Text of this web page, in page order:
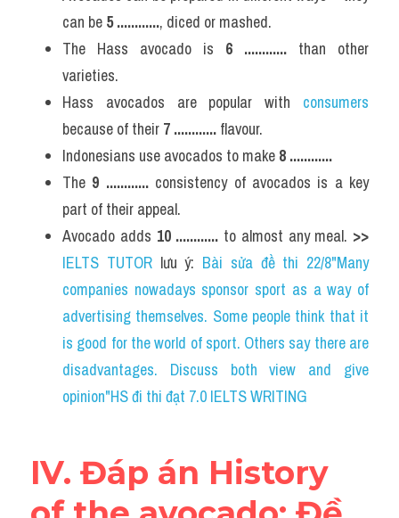
can be 5 ............, diced or mashed.
The Hass avocado is 6 ............ than other
varieties.
Hass avocados are popular with
because of their 7 ............ flavour.
Indonesians use avocados to make 8 ............
The 9 ............ consistency of avocados is a key
part of their appeal.
Avocado adds 10 ............ to almost any meal.
IELTS TUTOR lưu ý: Bài sửa đề thi 22/8"Many
companies nowadays sponsor sport as a way of
advertising themselves. Some people think that it
is good for the world of sport. Others say there are
disadvantages. Discuss both view and give
opinion"HS đi thi đạt 7.0 IELTS WRITING
IV. Đáp án History